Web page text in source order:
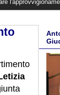
idrico